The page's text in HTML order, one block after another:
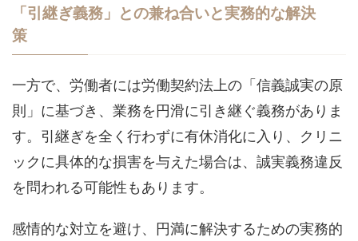
「引継ぎ義務」との兼ね合いと実務的な解決
策
一方で、労働者には労働契約法上の「信義誠実の原
則」に基づき、業務を円滑に引き継ぐ義務がありま
す。引継ぎを全く行わずに有休消化に入り、クリニ
ックに具体的な損害を与えた場合は、誠実義務違反
を問われる可能性もあります。
感情的な対立を避け、円満に解決するための実務的